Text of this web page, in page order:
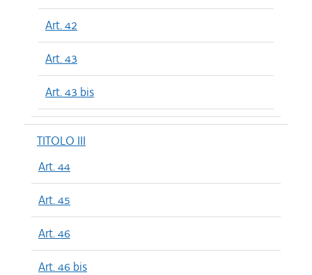
Art. 42
Art. 43
Art. 43 bis
TITOLO III
Art. 44
Art. 45
Art. 46
Art. 46 bis